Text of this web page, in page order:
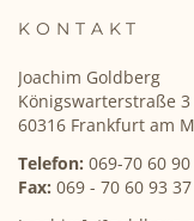
KONTAKT
Joachim Goldberg
Königswarterstraße 3
60316 Frankfurt am
Telefon: 069-70 60
Fax: 069 - 70 60 93 37